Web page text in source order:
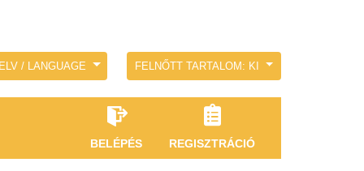
/ LANGUAGE FELNŐTT TARTALOM: KI
BELÉPÉS REGISZTRÁCIÓ